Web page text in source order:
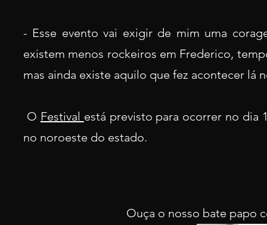
- Esse evento vai exigir de mim uma
existem menos rockeiros em Frederico,
mas ainda existe aquilo que fez acontecer lá
O Festival está previsto para ocorrer no dia
no noroeste do estado.
Ouça o nosso bate papo